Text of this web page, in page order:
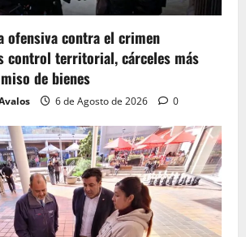
ofensiva contra el crimen
control territorial, cárceles más
de bienes
6 de Agosto de 2026 0